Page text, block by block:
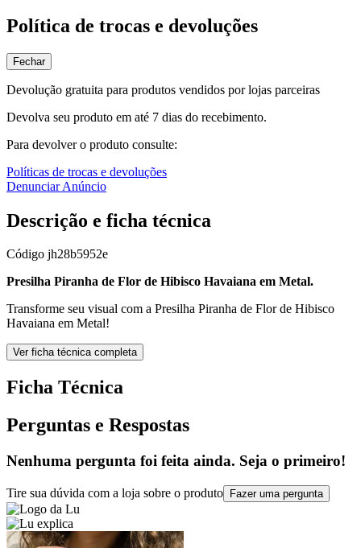
Política de trocas e devoluções
Fechar
Devolução gratuita para produtos vendidos por lojas parceiras
Devolva seu produto em até 7 dias do recebimento.
Para devolver o produto consulte:
Políticas de trocas e devoluções
Denunciar Anúncio
Descrição e ficha técnica
Código jh28b5952e
Presilha Piranha de Flor de Hibisco Havaiana em Metal.
Transforme seu visual com a Presilha Piranha de Flor de Hibisco
Havaiana em Metal!
Ver ficha técnica completa
Ficha Técnica
Perguntas e Respostas
Nenhuma pergunta foi feita ainda. Seja o primeiro!
Tire sua dúvida com a loja sobre o produto Fazer uma pergunta